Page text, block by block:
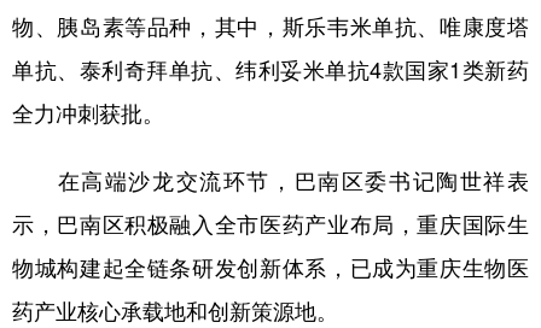
物、胰岛素等品种，其中，斯乐韦米单抗、唯康度塔
单抗、泰利奇拜单抗、纬利妥米单抗4款国家1类新药
全力冲刺获批。
在高端沙龙交流环节，巴南区委书记陶世祥表
示，巴南区积极融入全市医药产业布局，重庆国际生
物城构建起全链条研发创新体系，已成为重庆生物医
药产业核心承载地和创新策源地。